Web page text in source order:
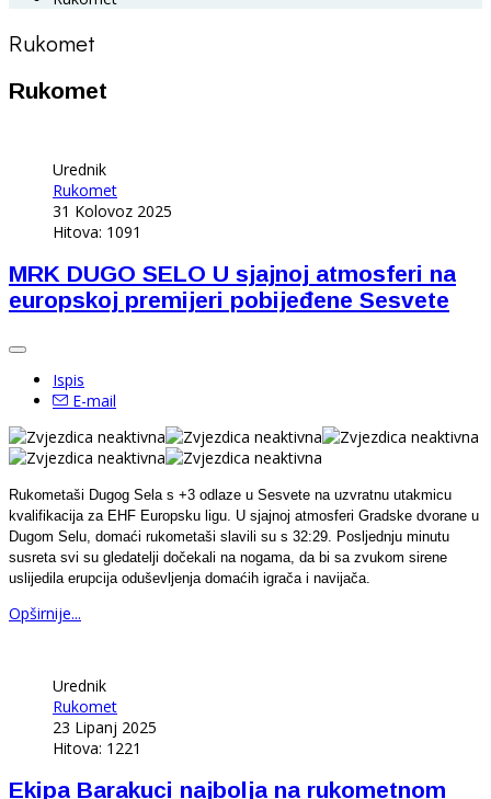
Rukomet
Rukomet
Urednik
Rukomet
31 Kolovoz 2025
Hitova: 1091
MRK DUGO SELO U sjajnoj atmosferi na
europskoj premijeri pobijeđene Sesvete
Ispis
E-mail
Rukometaši Dugog Sela s +3 odlaze u Sesvete na uzvratnu utakmicu
kvalifikacija za EHF Europsku ligu. U sjajnoj atmosferi Gradske dvorane u
Dugom Selu, domaći rukometaši slavili su s 32:29. Posljednju minutu
susreta svi su gledatelji dočekali na nogama, da bi sa zvukom sirene
uslijedila erupcija oduševljenja domaćih igrača i navijača.
Opširnije...
Urednik
Rukomet
23 Lipanj 2025
Hitova: 1221
Ekipa Barakuci najbolja na rukometnom